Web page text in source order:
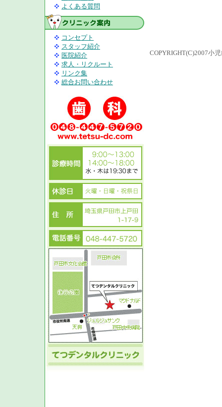
よくある質問
コンセプト
スタッフ紹介
医院紹介
求人・リクルート
リンク集
総合お問い合わせ
COPYRIGHT(C)2007小